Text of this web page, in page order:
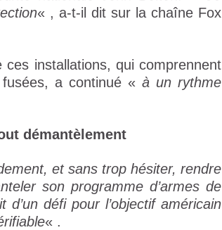
« , a-t-il dit sur la chaîne Fox
ces installations, qui comprennent
fusées, a continué «à un rythme
démantèlement
et sans trop hésiter, rendre
son programme d’armes de
d’un défi pour l’objectif américain
« .